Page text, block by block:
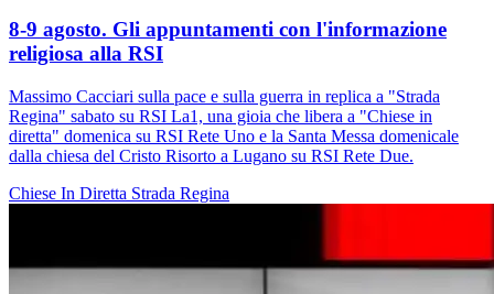
8-9 agosto. Gli appuntamenti con l'informazione
religiosa alla RSI
Massimo Cacciari sulla pace e sulla guerra in replica a "Strada
Regina" sabato su RSI La1, una gioia che libera a "Chiese in
diretta" domenica su RSI Rete Uno e la Santa Messa domenicale
dalla chiesa del Cristo Risorto a Lugano su RSI Rete Due.
Chiese In Diretta Strada Regina